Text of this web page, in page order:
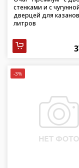
стенками и с
дверцей для
литров
-3%